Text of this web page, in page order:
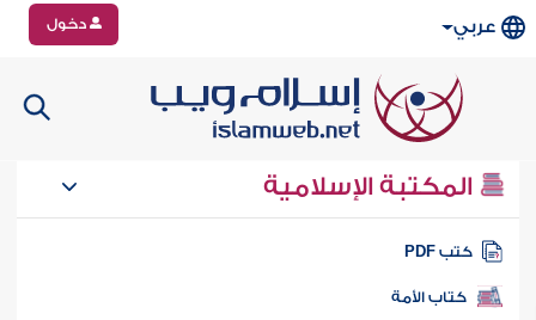
عربي دخول
المكتبة الإسلامية
كتب PDF